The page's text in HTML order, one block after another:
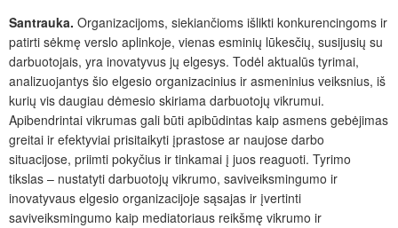
Santrauka. Organizacijoms, siekiančioms išlikti konkurencingoms ir
patirti sėkmę verslo aplinkoje, vienas esminių lūkesčių, susijusių su
darbuotojais, yra inovatyvus jų elgesys. Todėl aktualūs tyrimai,
analizuojantys šio elgesio organizacinius ir asmeninius veiksnius, iš
kurių vis daugiau dėmesio skiriama darbuotojų vikrumui.
Apibendrintai vikrumas gali būti apibūdintas kaip asmens gebėjimas
greitai ir efektyviai prisitaikyti įprastose ar naujose darbo
situacijose, priimti pokyčius ir tinkamai į juos reaguoti. Tyrimo
tikslas – nustatyti darbuotojų vikrumo, saviveiksmingumo ir
inovatyvaus elgesio organizacijoje sąsajas ir įvertinti
saviveiksmingumo kaip mediatoriaus reikšmę vikrumo ir